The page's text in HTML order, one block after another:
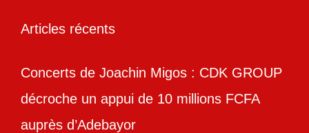
Articles récents
Concerts de Joachin Migos : CDK GROUP
décroche un appui de 10 millions FCFA
auprès d’Adebayor